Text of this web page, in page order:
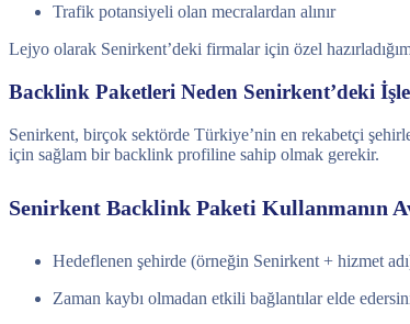
Trafik potansiyeli olan mecralardan alınır
Lejyo olarak Senirkent’deki firmalar için özel
Backlink Paketleri Neden Senirkent’deki
Senirkent, birçok sektörde Türkiye’nin en rekabetçi
için sağlam bir backlink profiline sahip olmak gerekir.
Senirkent Backlink Paketi Kullanmanın
Hedeflenen şehirde (örneğin Senirkent + hizmet
Zaman kaybı olmadan etkili bağlantılar elde